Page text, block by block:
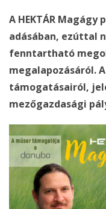
A HEKTÁR
adásában, ezúttal
fenntartható
megalapozásáról.
támogatásairól,
mezőgazdasági